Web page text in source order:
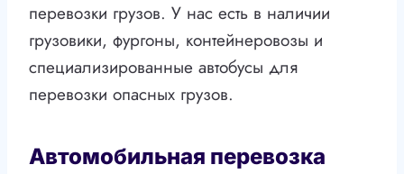
перевозки грузов. У нас есть в наличии
грузовики, фургоны, контейнеровозы и
специализированные автобусы для
перевозки опасных грузов.
Автомобильная перевозка